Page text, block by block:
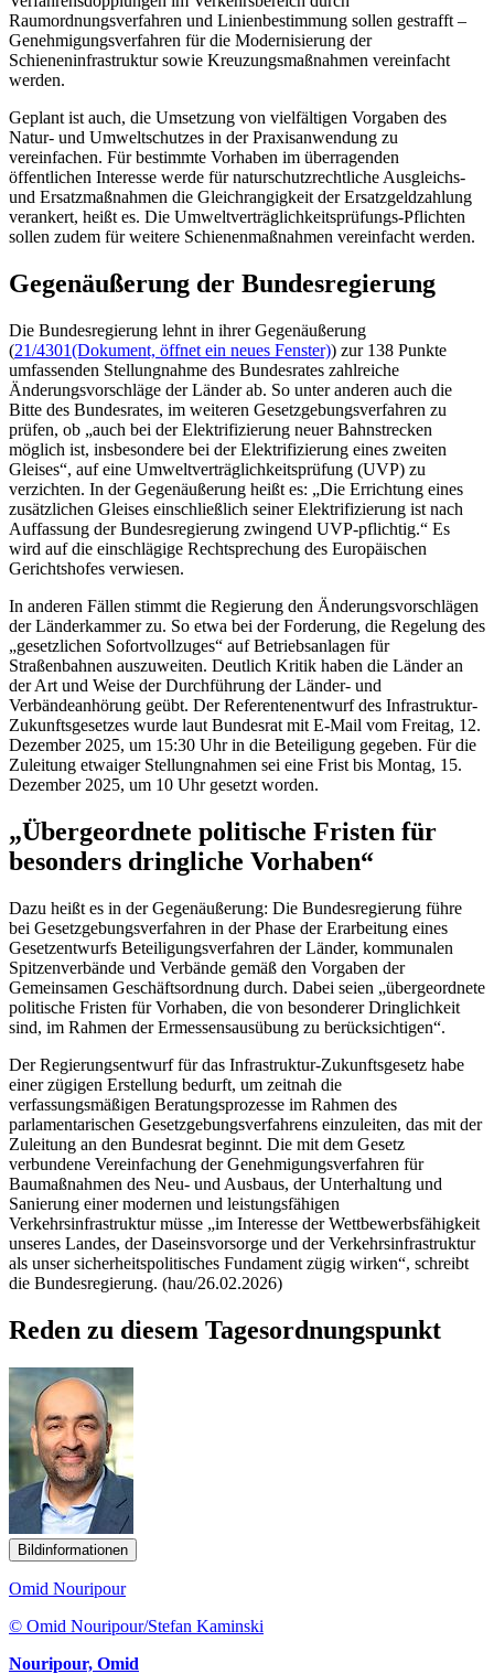
Raumordnungsverfahren und Linienbestimmung sollen gestrafft –
Genehmigungsverfahren für die Modernisierung der
Schieneninfrastruktur sowie Kreuzungsmaßnahmen vereinfacht
werden.
Geplant ist auch, die Umsetzung von vielfältigen Vorgaben des
Natur- und Umweltschutzes in der Praxisanwendung zu
vereinfachen. Für bestimmte Vorhaben im überragenden
öffentlichen Interesse werde für naturschutzrechtliche Ausgleichs-
und Ersatzmaßnahmen die Gleichrangigkeit der Ersatzgeldzahlung
verankert, heißt es. Die Umweltverträglichkeitsprüfungs-Pflichten
sollen zudem für weitere Schienenmaßnahmen vereinfacht werden.
Gegenäußerung der Bundesregierung
Die Bundesregierung lehnt in ihrer Gegenäußerung
(21/4301(Dokument, öffnet ein neues Fenster)) zur 138 Punkte
umfassenden Stellungnahme des Bundesrates zahlreiche
Änderungsvorschläge der Länder ab. So unter anderen auch die
Bitte des Bundesrates, im weiteren Gesetzgebungsverfahren zu
prüfen, ob „auch bei der Elektrifizierung neuer Bahnstrecken
möglich ist, insbesondere bei der Elektrifizierung eines zweiten
Gleises“, auf eine Umweltverträglichkeitsprüfung (UVP) zu
verzichten. In der Gegenäußerung heißt es: „Die Errichtung eines
zusätzlichen Gleises einschließlich seiner Elektrifizierung ist nach
Auffassung der Bundesregierung zwingend UVP-pflichtig.“ Es
wird auf die einschlägige Rechtsprechung des Europäischen
Gerichtshofes verwiesen.
In anderen Fällen stimmt die Regierung den Änderungsvorschlägen
der Länderkammer zu. So etwa bei der Forderung, die Regelung des
„gesetzlichen Sofortvollzuges“ auf Betriebsanlagen für
Straßenbahnen auszuweiten. Deutlich Kritik haben die Länder an
der Art und Weise der Durchführung der Länder- und
Verbändeanhörung geübt. Der Referentenentwurf des Infrastruktur-
Zukunftsgesetzes wurde laut Bundesrat mit E-Mail vom Freitag, 12.
Dezember 2025, um 15:30 Uhr in die Beteiligung gegeben. Für die
Zuleitung etwaiger Stellungnahmen sei eine Frist bis Montag, 15.
Dezember 2025, um 10 Uhr gesetzt worden.
„Übergeordnete politische Fristen für
besonders dringliche Vorhaben“
Dazu heißt es in der Gegenäußerung: Die Bundesregierung führe
bei Gesetzgebungsverfahren in der Phase der Erarbeitung eines
Gesetzentwurfs Beteiligungsverfahren der Länder, kommunalen
Spitzenverbände und Verbände gemäß den Vorgaben der
Gemeinsamen Geschäftsordnung durch. Dabei seien „übergeordnete
politische Fristen für Vorhaben, die von besonderer Dringlichkeit
sind, im Rahmen der Ermessensausübung zu berücksichtigen“.
Der Regierungsentwurf für das Infrastruktur-Zukunftsgesetz habe
einer zügigen Erstellung bedurft, um zeitnah die
verfassungsmäßigen Beratungsprozesse im Rahmen des
parlamentarischen Gesetzgebungsverfahrens einzuleiten, das mit der
Zuleitung an den Bundesrat beginnt. Die mit dem Gesetz
verbundene Vereinfachung der Genehmigungsverfahren für
Baumaßnahmen des Neu- und Ausbaus, der Unterhaltung und
Sanierung einer modernen und leistungsfähigen
Verkehrsinfrastruktur müsse „im Interesse der Wettbewerbsfähigkeit
unseres Landes, der Daseinsvorsorge und der Verkehrsinfrastruktur
als unser sicherheitspolitisches Fundament zügig wirken“, schreibt
die Bundesregierung. (hau/26.02.2026)
Reden zu diesem Tagesordnungspunkt
Bildinformationen
Omid Nouripour
© Omid Nouripour/Stefan Kaminski
Nouripour, Omid